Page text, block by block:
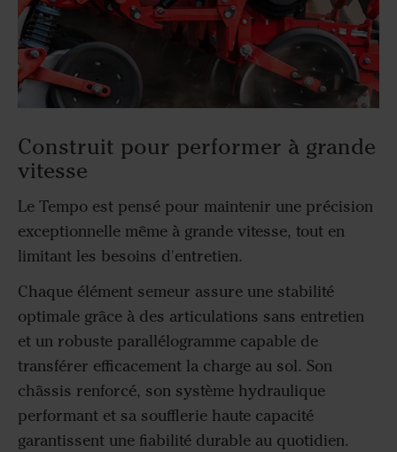
Construit pour performer à grande
vitesse
Le Tempo est pensé pour maintenir une précision
exceptionnelle même à grande vitesse, tout en
limitant les besoins d'entretien.
Chaque élément semeur assure une stabilité
optimale grâce à des articulations sans entretien
et un robuste parallélogramme capable de
transférer efficacement la charge au sol. Son
châssis renforcé, son système hydraulique
performant et sa soufflerie haute capacité
garantissent une fiabilité durable au quotidien.